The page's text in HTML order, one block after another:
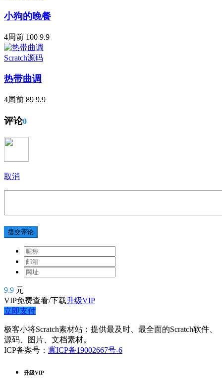
小狗的晚餐
4周前 100 9.9
Scratch源码
热带曲调
4周前 89 9.9
评论0
取消
提交评论
9.9 元
VIP免费查看/下载升级VIP
立即支付
极客小将Scratch素材站：提供最及时、最全面的Scratch软件、
源码、图片、文档素材。
ICP备案号： 冀ICP备19002667号-6
升级VIP